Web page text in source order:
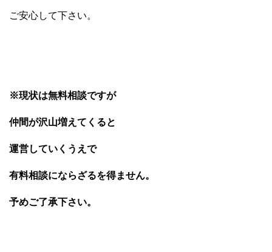
ご安心して下さい。
※現状は無料相談ですが
仲間が沢山増えてくると
運営していくうえで
有料相談にならざるを得ません。
予めご了承下さい。